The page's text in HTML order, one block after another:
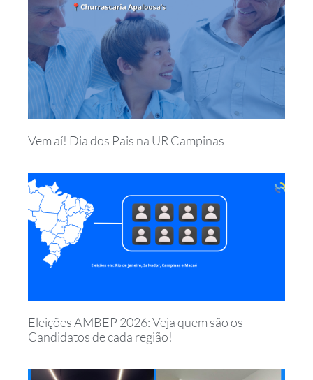
Vem aí! Dia dos Pais na UR Campinas
Eleições AMBEP 2026: Veja quem são os
Candidatos de cada região!